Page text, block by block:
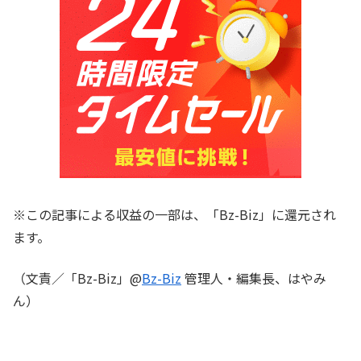
※この記事による収益の一部は、「Bz-Biz」に還元され
ます。
（文責／「Bz-Biz」@Bz-Biz 管理人・編集長、はやみ
ん）